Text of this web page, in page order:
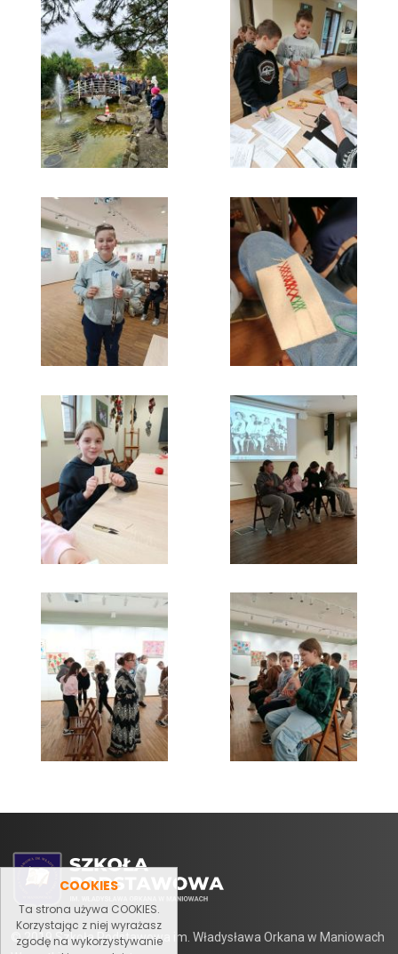
COOKIES
Ta strona używa COOKIES.
Korzystając z niej wyrażasz
zgodę na wykorzystywanie
© 2019 Szkoła Podstawowa im. Władysława Orkana w Maniowach